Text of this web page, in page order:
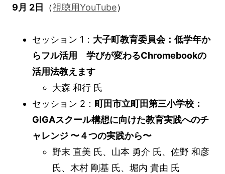
9月 2日 （視聴用YouTube）
セッション 1： 大子町教育委員会：低学年か
らフル活用 学びが変わるChromebookの
活用法教えます
大森 和行 氏
セッション 2： 町田市立町田第三小学校：
GIGAスクール構想に向けた教育実践へのチ
ャレンジ 〜４つの実践から〜
野末 直美 氏、山本 勇介 氏、佐野 和彦
氏、木村 剛基 氏、堀内 貴由 氏